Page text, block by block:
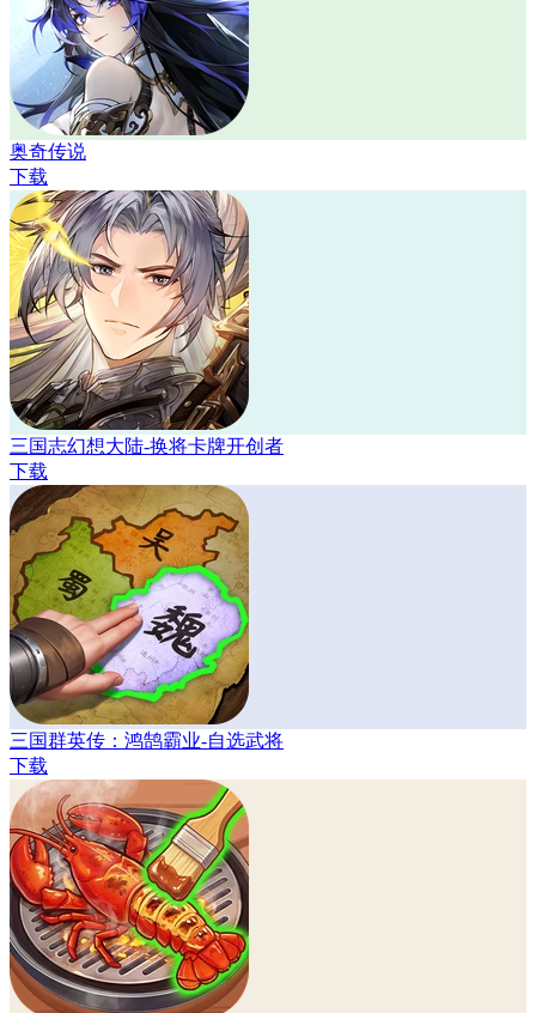
奥奇传说
下载
三国志幻想大陆-换将卡牌开创者
下载
三国群英传：鸿鹄霸业-自选武将
下载